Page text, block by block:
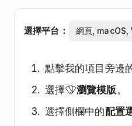
選擇平台：
點擊我的項目旁邊
選擇
瀏覽模版 。
選擇側欄中的配置